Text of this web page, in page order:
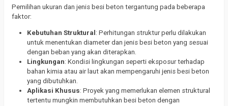
Pemilihan ukuran dan jenis besi beton tergantung pada beberapa
faktor:
Kebutuhan Struktural : Perhitungan struktur perlu dilakukan
untuk menentukan diameter dan jenis besi beton yang sesuai
dengan beban yang akan diterapkan.
Lingkungan: Kondisi lingkungan seperti eksposur terhadap
bahan kimia atau air laut akan mempengaruhi jenis besi beton
yang dibutuhkan.
Aplikasi Khusus: Proyek yang memerlukan elemen struktural
tertentu mungkin membutuhkan besi beton dengan